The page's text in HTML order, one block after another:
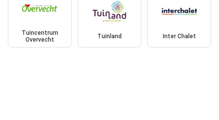
Tuincentrum
Overvecht
Tuinland Inter Chalet